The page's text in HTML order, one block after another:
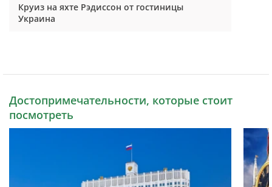
Круиз на яхте Рэдиссон от гостиницы
Украина
Достопримечательности, которые стоит
посмотреть